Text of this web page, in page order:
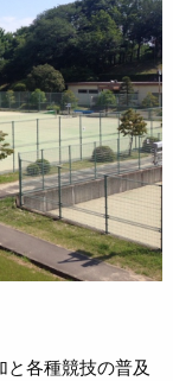
各種競技の普及